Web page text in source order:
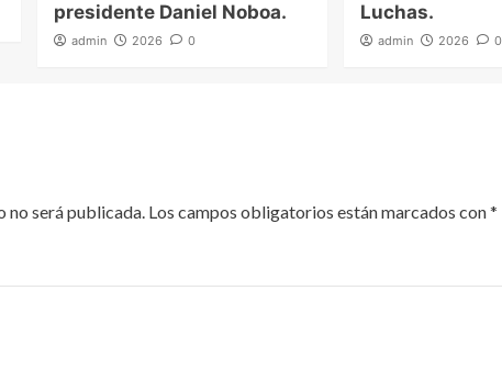
presidente Daniel Noboa.
admin 2026 0
Luchas.
admin 2026 0
no será publicada. Los campos obligatorios están marcados con*